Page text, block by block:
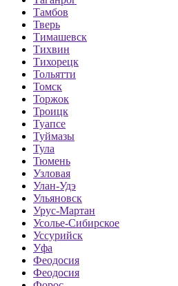
Тамбов
Тверь
Тимашевск
Тихвин
Тихорецк
Тольятти
Томск
Торжок
Троицк
Туапсе
Туймазы
Тула
Тюмень
Узловая
Улан-Удэ
Ульяновск
Урус-Мартан
Усолье-Сибирское
Уссурийск
Уфа
Феодосия
Феодосия